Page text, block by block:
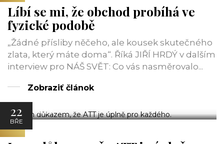
Líbí se mi, že obchod probíhá ve
fyzické podobě
„Žádné přísliby něčeho, ale kousek skutečného
zlata, který máte doma“. Říká JIŘÍ HRDÝ v dalším
interview pro NÁŠ SVĚT: Co vás nasměrovalo...
Zobraziť článok
22
BŘE
ATT